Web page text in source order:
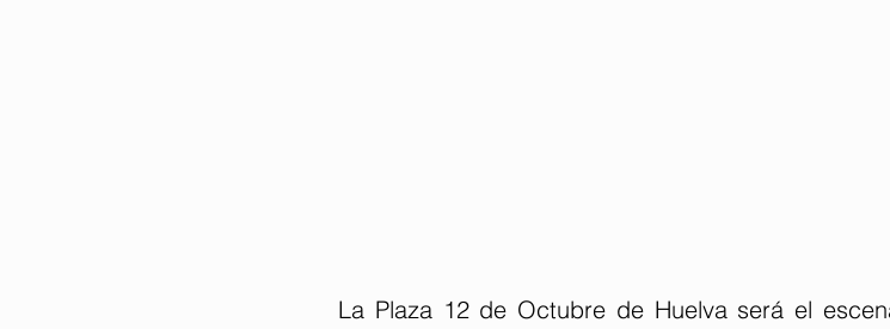
La Plaza 12 de Octubre de Huelva será el